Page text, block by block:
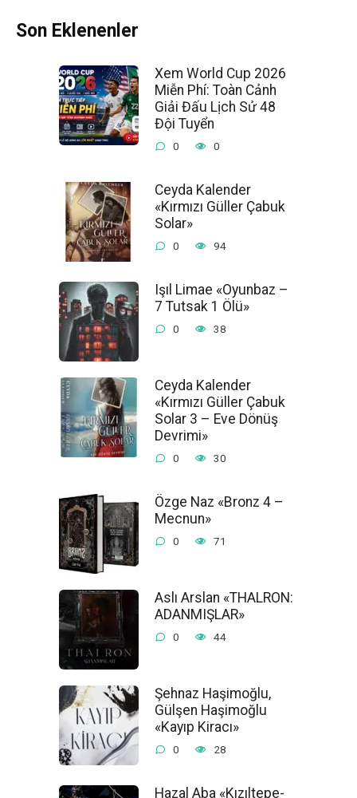
Son Eklenenler
Xem World Cup 2026
Miễn Phí: Toàn Cảnh
Giải Đấu Lịch Sử 48
Đội Tuyển
0 0
Ceyda Kalender
«Kırmızı Güller Çabuk
Solar»
0 94
Işıl Limae «Oyunbaz –
7 Tutsak 1 Ölü»
0 38
Ceyda Kalender
«Kırmızı Güller Çabuk
Solar 3 – Eve Dönüş
Devrimi»
0 30
Özge Naz «Bronz 4 –
Mecnun»
0 71
Aslı Arslan «THALRON:
ADANMIŞLAR»
0 44
Şehnaz Haşimoğlu,
Gülşen Haşimoğlu
«Kayıp Kiracı»
0 28
Hazal Aba «Kızıltepe-